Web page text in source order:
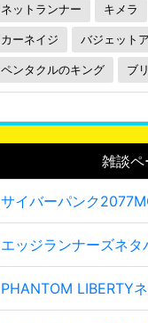
ネットランナー キメラ
カーネイジ バジェット
ペンタクルのキング ブ
雑談ペ
サイバーパンク
エッジランナーズネタ
PHANTOM LIBERTY